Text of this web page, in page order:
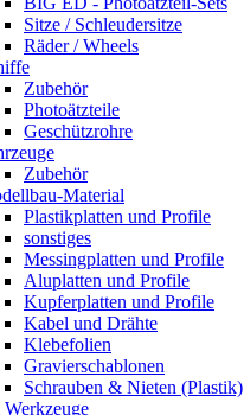
Sitze / Schleudersitze
Räder / Wheels
Zubehör
Photoätzteile
Geschützrohre
Zubehör
Material
Plastikplatten und Profile
sonstiges
Messingplatten und Profile
Aluplatten und Profile
Kupferplatten und Profile
Kabel und Drähte
Klebefolien
Gravierschablonen
Schrauben & Nieten (Plastik)